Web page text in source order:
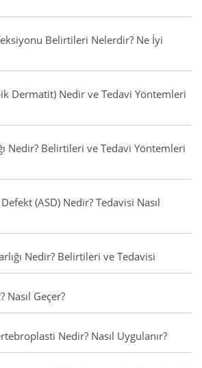
Belirtileri Nelerdir? Ne İyi
Dermatit) Nedir ve Tedavi Yöntemleri
Nedir? Belirtileri ve Tedavi Yöntemleri
(ASD) Nedir? Tedavisi Nasıl
Nedir? Belirtileri ve Tedavisi
Nasıl Geçer?
Nedir? Nasıl Uygulanır?